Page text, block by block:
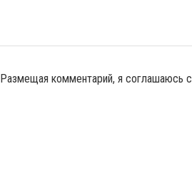
Размещая комментарий, я соглашаюсь с